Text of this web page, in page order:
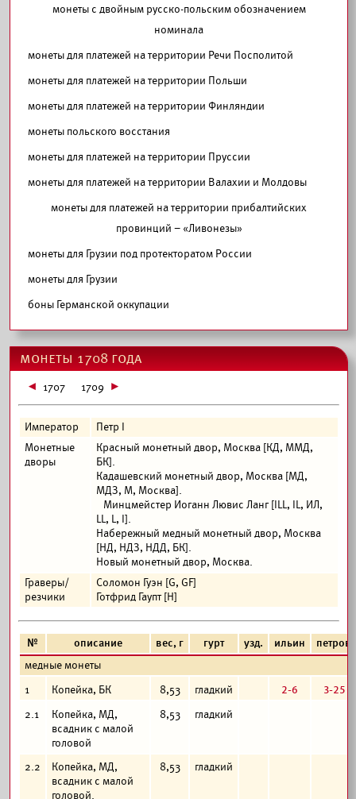
монеты с двойным русско-польским обозначением
номинала
монеты для платежей на территории Речи Посполитой
монеты для платежей на территории Польши
монеты для платежей на территории Финляндии
монеты польского восстания
монеты для платежей на территории Пруссии
монеты для платежей на территории Валахии и Молдовы
монеты для платежей на территории прибалтийских
провинций – «Ливонезы»
монеты для Грузии под протекторатом России
монеты для Грузии
боны Германской оккупации
монеты 1708 года
1707 1709
Император
Петр I
Монетные
дворы
Красный монетный двор, Москва [КД, ММД,
БК].
Кадашевский монетный двор, Москва [МД,
МДЗ, М, Москва].
Минцмейстер Иоганн Лювис Ланг [ILL, IL, ИЛ,
LL, L, I].
Набережный медный монетный двор, Москва
[НД, НДЗ, НДД, БК].
Новый монетный двор, Москва.
Граверы/
резчики
Соломон Гуэн [G, GF]
Готфрид Гаупт [H]
№ описание вес, г гурт узд. ильин
петров
медные монеты
1
Копейка, БК 8,53 гладкий 2-6 3-25
2.1
Копейка, МД,
всадник с малой
головой
8,53 гладкий
2.2
Копейка, МД,
всадник с малой
головой.
8,53 гладкий